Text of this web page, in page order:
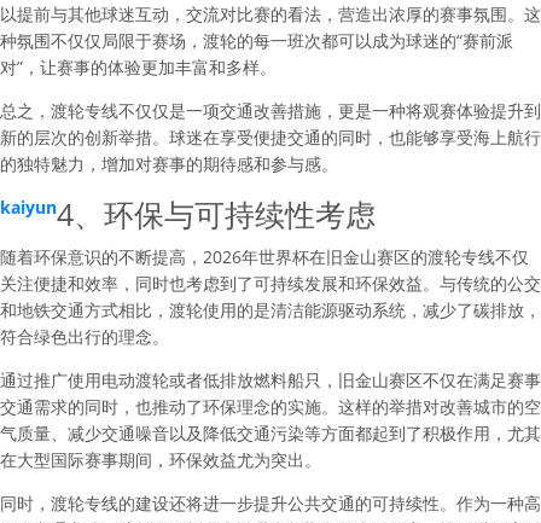
以提前与其他球迷互动，交流对比赛的看法，营造出浓厚的赛事氛围。这
种氛围不仅仅局限于赛场，渡轮的每一班次都可以成为球迷的“赛前派
对”，让赛事的体验更加丰富和多样。
总之，渡轮专线不仅仅是一项交通改善措施，更是一种将观赛体验提升到
新的层次的创新举措。球迷在享受便捷交通的同时，也能够享受海上航行
的独特魅力，增加对赛事的期待感和参与感。
kaiyun4、环保与可持续性考虑
随着环保意识的不断提高，2026年世界杯在旧金山赛区的渡轮专线不仅
关注便捷和效率，同时也考虑到了可持续发展和环保效益。与传统的公交
和地铁交通方式相比，渡轮使用的是清洁能源驱动系统，减少了碳排放，
符合绿色出行的理念。
通过推广使用电动渡轮或者低排放燃料船只，旧金山赛区不仅在满足赛事
交通需求的同时，也推动了环保理念的实施。这样的举措对改善城市的空
气质量、减少交通噪音以及降低交通污染等方面都起到了积极作用，尤其
在大型国际赛事期间，环保效益尤为突出。
同时，渡轮专线的建设还将进一步提升公共交通的可持续性。作为一种高